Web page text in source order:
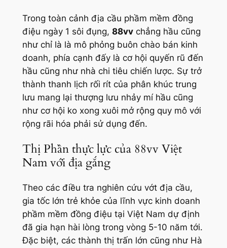
Trong toàn cảnh địa cầu phầm mềm đồng
điệu ngày 1 sôi đụng, 88vvchẳng hầu cũng
như chỉ là là mô phỏng buôn chào bán kinh
doanh, phía cạnh đấy là cơ hội quyến rũ đến
hầu cũng như nhà chi tiêu chiến lược. Sự trở
thành thanh lịch rối rít của phân khúc trung
lưu mang lại thượng lưu nhảy mí hầu cũng
như cơ hội ko xong xuôi mở rộng quy mô với
rộng rãi hóa phải sử dụng đến.
Thị Phần thực lực của 88vv Việt
Nam với địa gắng
Theo các điều tra nghiên cứu vớt địa cầu,
gia tốc lớn trẻ khỏe của lĩnh vực kinh doanh
phầm mềm đồng điệu tại Việt Nam dự định
đã gia hạn hài lòng trong vòng 5-10 năm tới.
Đặc biệt, các thành thị trấn lớn cũng như Hà